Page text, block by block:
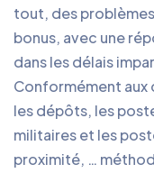
tout, des
bonus, avec une
dans les délais
Conformément
les dépôts, les
militaires et les
proximité, …